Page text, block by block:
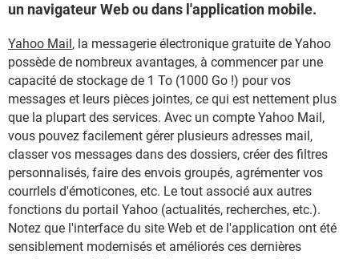
un navigateur Web ou dans l'application mobile.
Yahoo Mail, la messagerie électronique gratuite de Yahoo
possède de nombreux avantages, à commencer par une
capacité de stockage de 1 To (1000 Go !) pour vos
messages et leurs pièces jointes, ce qui est nettement plus
que la plupart des services. Avec un compte Yahoo Mail,
vous pouvez facilement gérer plusieurs adresses mail,
classer vos messages dans des dossiers, créer des filtres
personnalisés, faire des envois groupés, agrémenter vos
courrlels d'émoticones, etc. Le tout associé aux autres
fonctions du portail Yahoo (actualités, recherches, etc.).
Notez que l'interface du site Web et de l'application ont été
sensiblement modernisés et améliorés ces dernières